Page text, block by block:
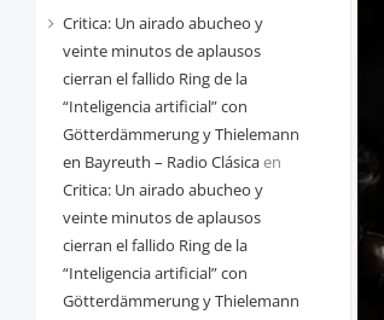
Critica: Un airado abucheo y
veinte minutos de aplausos
cierran el fallido Ring de la
“Inteligencia artificial” con
Götterdämmerung y Thielemann
en Bayreuth – Radio Clásicaen
Critica: Un airado abucheo y
veinte minutos de aplausos
cierran el fallido Ring de la
“Inteligencia artificial” con
Götterdämmerung y Thielemann